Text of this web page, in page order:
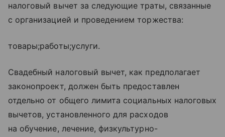
налоговый вычет за следующие траты, связанные
с организацией и проведением торжества:
товары;работы;услуги.
Свадебный налоговый вычет, как предполагает
законопроект, должен быть предоставлен
отдельно от общего лимита социальных налоговых
вычетов, установленного для расходов
на обучение, лечение, физкультурно-